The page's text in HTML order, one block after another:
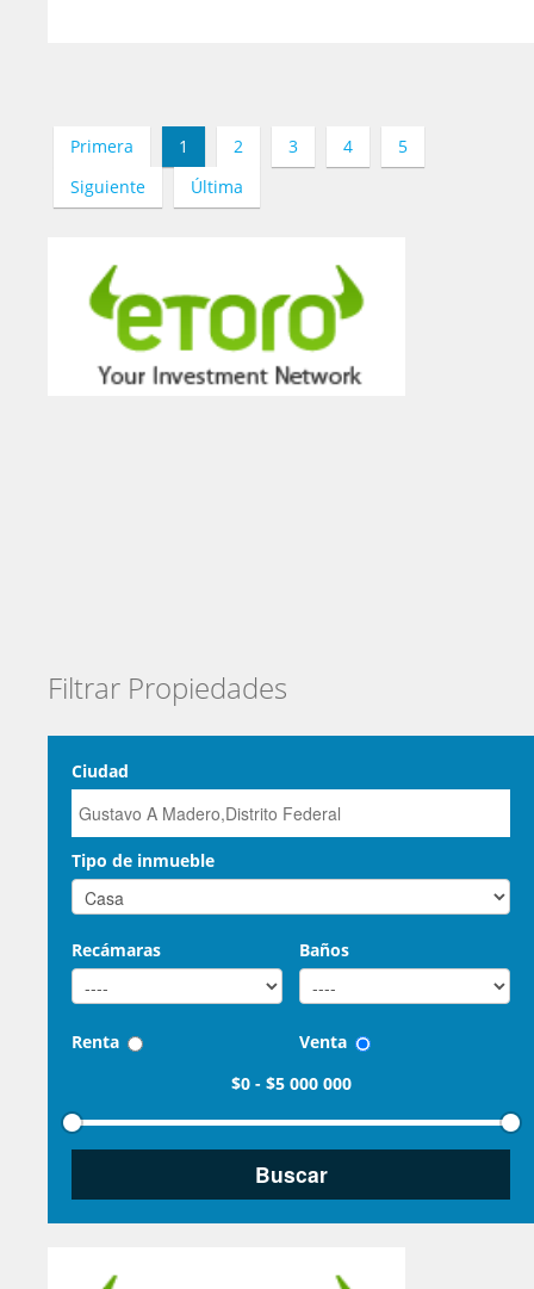
Primera 1 2 3 4
5
Siguiente
Última
Filtrar Propiedades
Ciudad
Tipo de inmueble
Recámaras Baños
Renta
Venta
$0- $5 000 000